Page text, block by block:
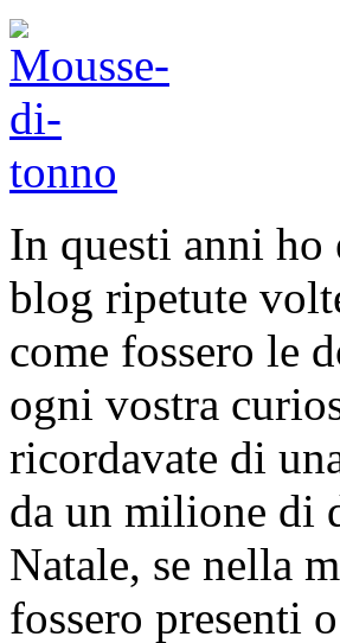
In questi anni ho
blog ripetute
come fossero le
ogni vostra
ricordavate di
da un milione di
Natale, se nella
fossero presenti